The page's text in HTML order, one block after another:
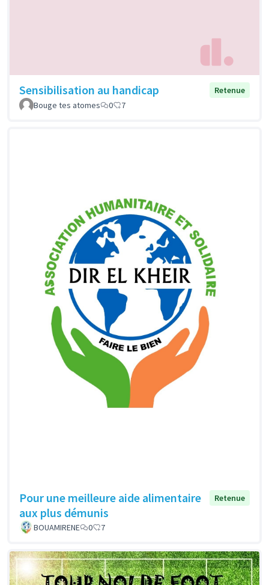
Sensibilisation au handicap
Retenue
Bouge tes atomes
0 7
Pour une meilleure aide alimentaire
aux plus démunis
Retenue
BOUAMIRENE 0 7